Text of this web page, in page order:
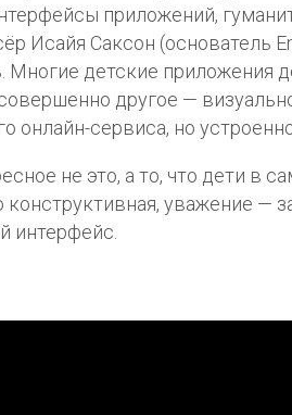
приложений,
Исайя Саксон (основатель
Многие детские приложения
другое —
онлайн-сервиса, но
не это, а то, что дети в
конструктивная, уважение —
интерфейс.